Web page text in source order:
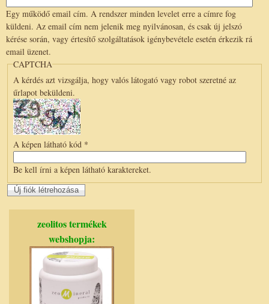
Egy működő email cím. A rendszer minden levelet erre a címre fog
küldeni. Az email cím nem jelenik meg nyilvánosan, és csak új jelszó
kérése során, vagy értesítő szolgáltatások igénybevétele esetén érkezik rá
email üzenet.
CAPTCHA
A kérdés azt vizsgálja, hogy valós látogató vagy robot szeretné az
űrlapot beküldeni.
A képen látható kód *
Be kell írni a képen látható karaktereket.
zeolitos termékek
webshopja: